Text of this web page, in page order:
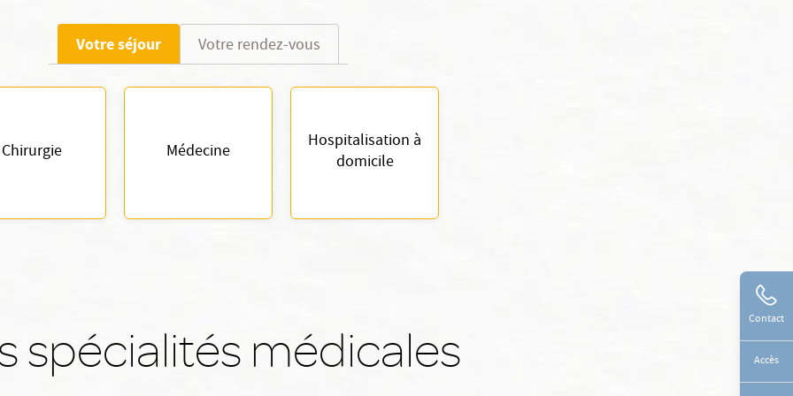
Votre séjour Votre rendez-vous
Chirurgie Médecine
Hospitalisation à
domicile
spécialités médicales Contact
Accès